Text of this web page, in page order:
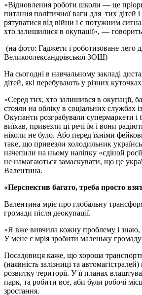
«Відновлення роботи школи — це
питання політичної ваги для тих дітей і
рятуватися від війни і є потужним
хто залишилися в окупації», —
(на фото: Гаджети і роботизоване лего
Великоолександрівської ЗОШ)
На сьогодні в навчальному закладі
дітей, які перебувають у різних куточках
«Серед тих, хто залишився в окупації,
стояли на обліку в соціальних службах
Окупанти розграбували супермаркети і
виїхав, привезли ці речі їм і вони
ніколи не було. Або перед їхніми
таке, що привезли холодильник
начепили на ньому наліпку «єдіной
не намагаються замаскувати, що це
Валентина.
«Перспектив багато, треба просто
Валентина мріє про глобальну
громади після деокупації.
«Я вже вивчила кожну проблему і знаю,
У мене є мрія зробити маленьку
Посадовиця каже, що хороша
(наявність залізниці та
розвитку території. У її планах
парк, та робити все, аби були робочі
зростання.